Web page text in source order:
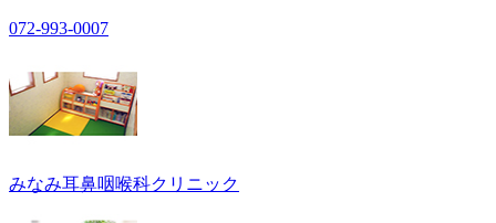
072-993-0007
みなみ耳鼻咽喉科クリニック